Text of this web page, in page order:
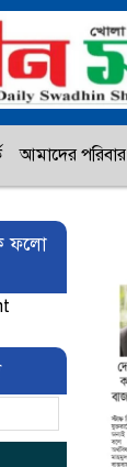
আমাদের পরিবার
ফলো